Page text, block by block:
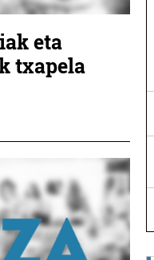
eta
txapela